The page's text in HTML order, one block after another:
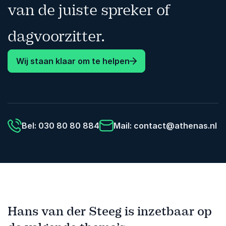
van de juiste spreker of
dagvoorzitter.
Wij staan klaar om te helpen
Bel: 030 80 80 884 Mail: contact@athenas.nl
Hans van der Steeg is inzetbaar op